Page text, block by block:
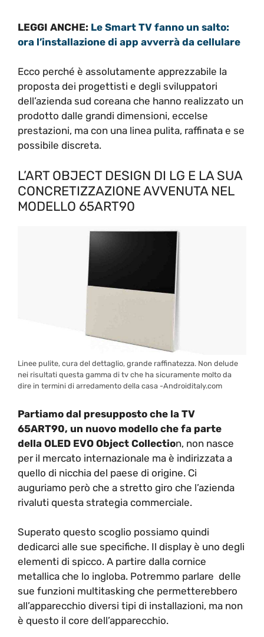
LEGGI ANCHE: Le Smart TV fanno un salto:
ora l’installazione di app avverrà da cellulare
Ecco perché è assolutamente apprezzabile la
proposta dei progettisti e degli sviluppatori
dell’azienda sud coreana che hanno realizzato un
prodotto dalle grandi dimensioni, eccelse
prestazioni, ma con una linea pulita, raffinata e se
possibile discreta.
L’ART OBJECT DESIGN DI LG E LA SUA
CONCRETIZZAZIONE AVVENUTA NEL
MODELLO 65ART90
Linee pulite, cura del dettaglio, grande raffinatezza. Non delude
nei risultati questa gamma di tv che ha sicuramente molto da
dire in termini di arredamento della casa -Androiditaly.com
Partiamo dal presupposto che la TV
65ART90, un nuovo modello che fa parte
della OLED EVO Object Collection, non nasce
per il mercato internazionale ma è indirizzata a
quello di nicchia del paese di origine. Ci
auguriamo però che a stretto giro che l’azienda
rivaluti questa strategia commerciale.
Superato questo scoglio possiamo quindi
dedicarci alle sue specifiche. Il display è uno degli
elementi di spicco. A partire dalla cornice
metallica che lo ingloba. Potremmo parlare delle
sue funzioni multitasking che permetterebbero
all’apparecchio diversi tipi di installazioni, ma non
è questo il core dell’apparecchio.